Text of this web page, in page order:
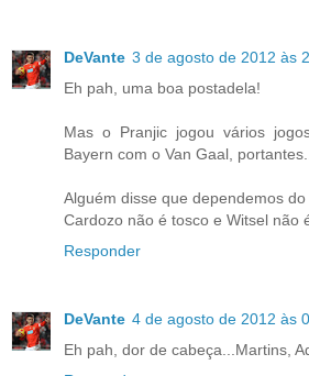
DeVante 3 de agosto de 2012 às
Eh pah, uma boa postadela!
Mas o Pranjic jogou vários
Bayern com o Van Gaal, portantes...
Alguém disse que dependemos
Cardozo não é tosco e Witsel não
Responder
DeVante 4 de agosto de 2012 às
Eh pah, dor de cabeça...Martins,